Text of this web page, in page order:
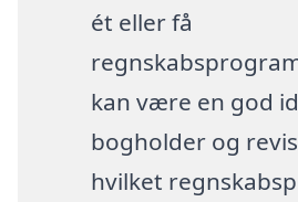
ét eller få
kan være en god
bogholder og
hvilket